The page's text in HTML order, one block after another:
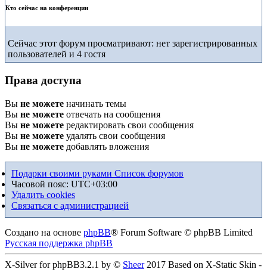
Кто сейчас на конференции
Сейчас этот форум просматривают: нет зарегистрированных
пользователей и 4 гостя
Права доступа
Вы не можете начинать темы
Вы не можете отвечать на сообщения
Вы не можете редактировать свои сообщения
Вы не можете удалять свои сообщения
Вы не можете добавлять вложения
Подарки своими руками Список форумов
Часовой пояс: UTC+03:00
Удалить cookies
Связаться с администрацией
Создано на основе phpBB® Forum Software © phpBB Limited
Русская поддержка phpBB
X-Silver for phpBB3.2.1 by © Sheer2017 Based on X-Static Skin -